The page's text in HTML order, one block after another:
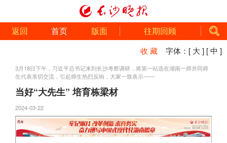
返回 首页 版面 往期回顾
收 藏 字体： [ 大 ] [ 中 ]
3月18日下午，习近平总书记来到长沙考察调研，将第一站选在湖南一师并同师
生代表亲切交流，引起师生热烈反响，大家一致表示——
当好“大先生” 培育栋梁材
2024-03-22